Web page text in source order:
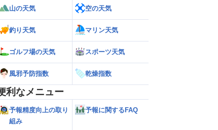
13号が沖縄・奄
け荒天続く（7
【ダブル台風】日本列島へ接近 お盆休み
への影響は？（2026年8月6日22時更
新）
山の天気 空の天気
釣り天気 マリン天気
ゴルフ場の天気 スポーツ天気
風邪予防指数 乾燥指数
利なメニュー
予報精度向上の取り
組み
予報に関するFAQ